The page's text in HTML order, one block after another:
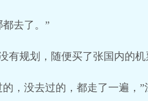
去了。”
有规划，随便买了张国内的
，没去过的，都走了一遍，